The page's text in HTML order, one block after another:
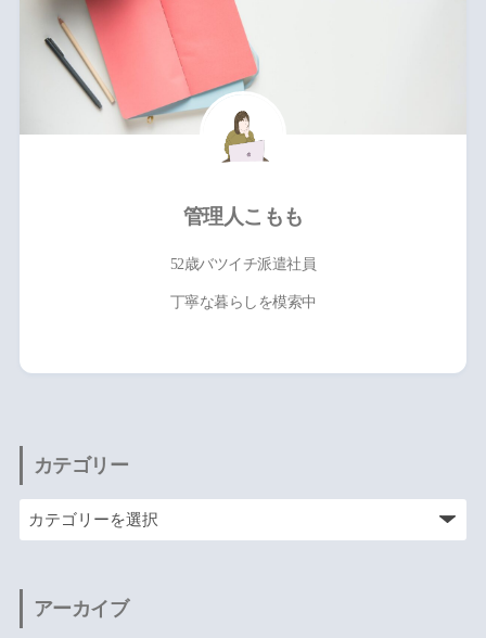
管理人こもも
52歳バツイチ派遣社員
丁寧な暮らしを模索中
カテゴリー
アーカイブ